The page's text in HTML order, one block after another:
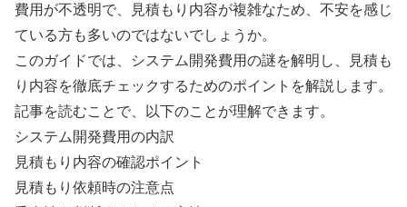
費用が不透明で、見積もり内容が複雑なため、不安を感じ
ている方も多いのではないでしょうか。
このガイドでは、システム開発費用の謎を解明し、見積も
り内容を徹底チェックするためのポイントを解説します。
記事を読むことで、以下のことが理解できます。
システム開発費用の内訳
見積もり内容の確認ポイント
見積もり依頼時の注意点